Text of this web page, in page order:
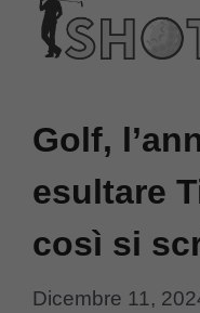
contenuto
Golf,
esultare
così si
Dicembre 11,